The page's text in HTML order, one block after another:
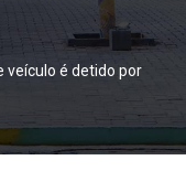
veículo é detido por